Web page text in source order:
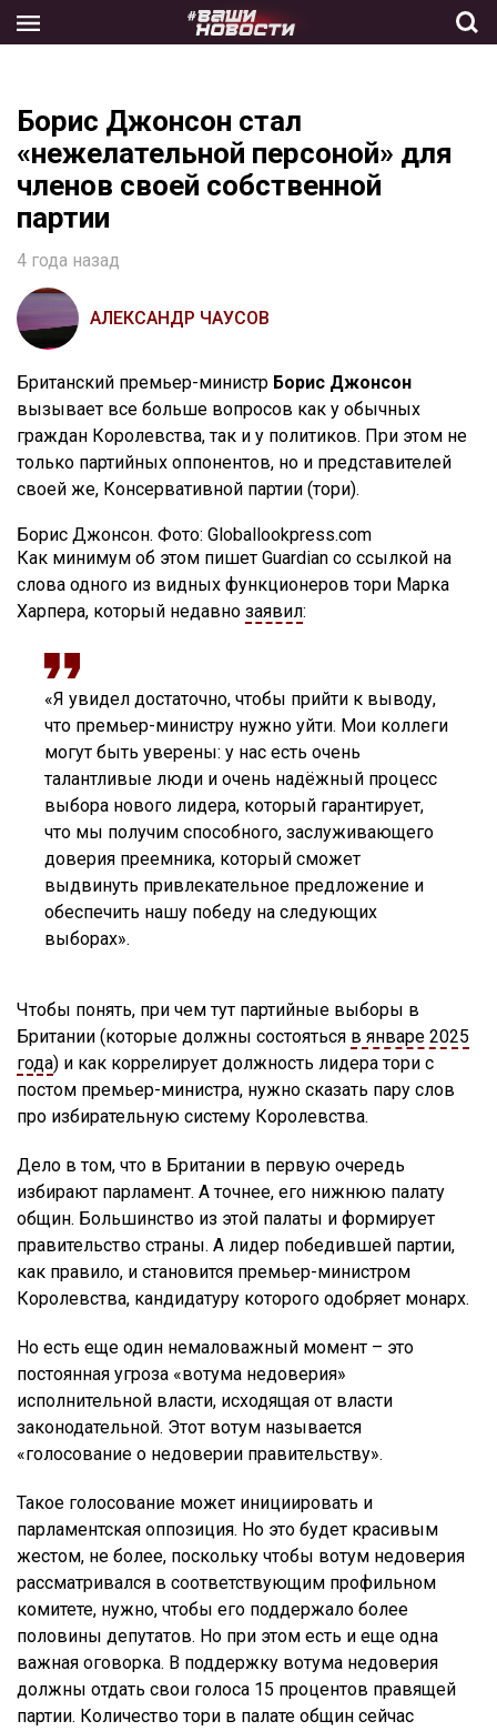
the
Борис Джонсон стал
«нежелательной персоной» для
членов своей собственной
партии
4 года назад
АЛЕКСАНДР ЧАУСОВ
Британский премьер-министр Борис Джонсон
вызывает все больше вопросов как у обычных
граждан Королевства, так и у политиков. При этом не
только партийных оппонентов, но и представителей
своей же, Консервативной партии (тори).
Борис Джонсон. Фото: Globallookpress.com
Как минимум об этом пишет Guardian со ссылкой на
слова одного из видных функционеров тори Марка
Харпера, который недавно заявил:
«Я увидел достаточно, чтобы прийти к выводу,
что премьер-министру нужно уйти. Мои коллеги
могут быть уверены: у нас есть очень
талантливые люди и очень надёжный процесс
выбора нового лидера, который гарантирует,
что мы получим способного, заслуживающего
доверия преемника, который сможет
выдвинуть привлекательное предложение и
обеспечить нашу победу на следующих
выборах».
Чтобы понять, при чем тут партийные выборы в
Британии (которые должны состояться в январе 2025
года) и как коррелирует должность лидера тори с
постом премьер-министра, нужно сказать пару слов
про избирательную систему Королевства.
Дело в том, что в Британии в первую очередь
избирают парламент. А точнее, его нижнюю палату
общин. Большинство из этой палаты и формирует
правительство страны. А лидер победившей партии,
как правило, и становится премьер-министром
Королевства, кандидатуру которого одобряет монарх.
Но есть еще один немаловажный момент – это
постоянная угроза «вотума недоверия»
исполнительной власти, исходящая от власти
законодательной. Этот вотум называется
«голосование о недоверии правительству».
Такое голосование может инициировать и
парламентская оппозиция. Но это будет красивым
жестом, не более, поскольку чтобы вотум недоверия
рассматривался в соответствующим профильном
комитете, нужно, чтобы его поддержало более
половины депутатов. Но при этом есть и еще одна
важная оговорка. В поддержку вотума недоверия
должны отдать свои голоса 15 процентов правящей
партии. Количество тори в палате общин сейчас